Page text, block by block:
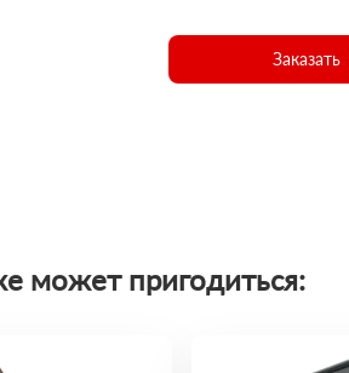
Заказать
может пригодиться: